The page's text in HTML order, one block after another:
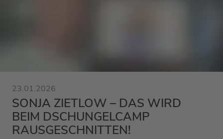
23.01.2026
SONJA ZIETLOW – DAS WIRD
BEIM DSCHUNGELCAMP
RAUSGESCHNITTEN!